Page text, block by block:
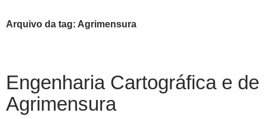
Arquivo da tag: Agrimensura
Engenharia Cartográfica e de
Agrimensura